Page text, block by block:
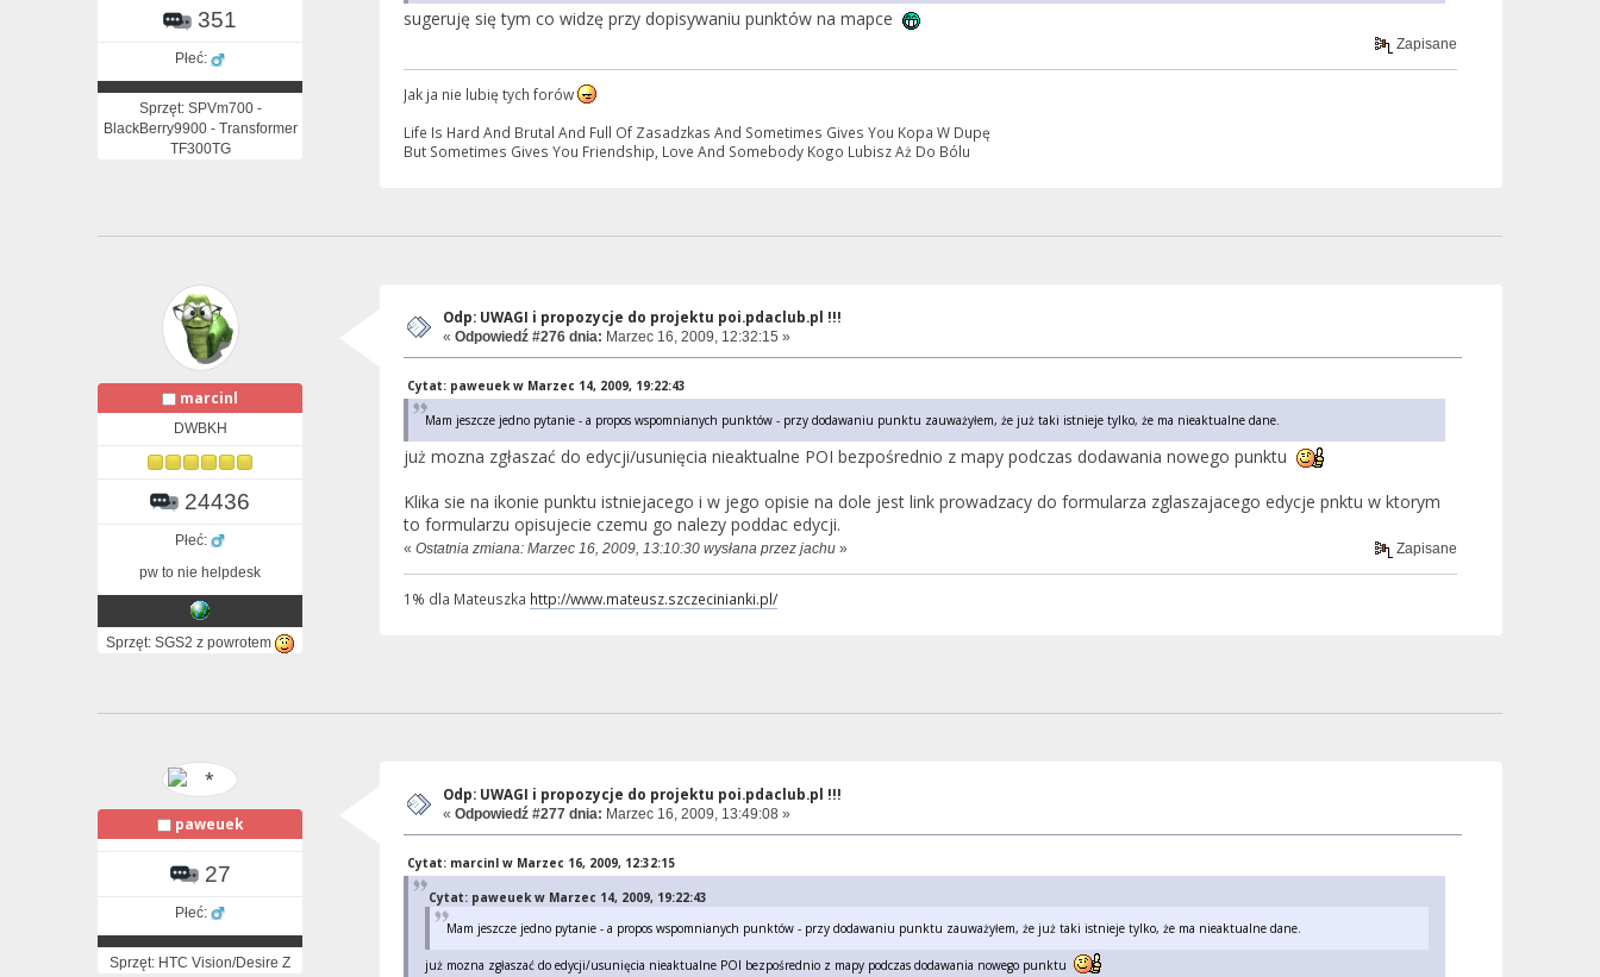
351
Płeć:
Sprzęt: SPVm700 -
BlackBerry9900 - Transformer
TF300TG
sugeruję się tym co widzę przy dopisywaniu punktów na mapce
Zapisane
Jak ja nie lubię tych forów
Life Is Hard And Brutal And Full Of Zasadzkas And Sometimes Gives You Kopa W Dupę
But Sometimes Gives You Friendship, Love And Somebody Kogo Lubisz Aż Do Bólu
marcinl
DWBKH
24436
Płeć:
pw to nie helpdesk
Sprzęt: SGS2 z powrotem
Odp: UWAGI i propozycje do projektu poi.pdaclub.pl !!!
« Odpowiedź #276 dnia: Marzec 16, 2009, 12:32:15 »
Cytat: paweuek w Marzec 14, 2009, 19:22:43
Mam jeszcze jedno pytanie - a propos wspomnianych punktów - przy dodawaniu punktu zauważyłem, że już taki istnieje tylko, że ma nieaktualne dane.
już mozna zgłaszać do edycji/usunięcia nieaktualne POI bezpośrednio z mapy podczas dodawania nowego punktu
Klika sie na ikonie punktu istniejacego i w jego opisie na dole jest link prowadzacy do formularza zglaszajacego edycje pnktu w ktorym
to formularzu opisujecie czemu go nalezy poddac edycji.
« Ostatnia zmiana: Marzec 16, 2009, 13:10:30 wysłana przez jachu» Zapisane
1% dla Mateuszka http://www.mateusz.szczecinianki.pl/
paweuek
27
Płeć:
Sprzęt: HTC Vision/Desire Z
Odp: UWAGI i propozycje do projektu poi.pdaclub.pl !!!
« Odpowiedź #277 dnia: Marzec 16, 2009, 13:49:08 »
Cytat: marcinl w Marzec 16, 2009, 12:32:15
Cytat: paweuek w Marzec 14, 2009, 19:22:43
Mam jeszcze jedno pytanie - a propos wspomnianych punktów - przy dodawaniu punktu zauważyłem, że już taki istnieje tylko, że ma nieaktualne dane.
już mozna zgłaszać do edycji/usunięcia nieaktualne POI bezpośrednio z mapy podczas dodawania nowego punktu